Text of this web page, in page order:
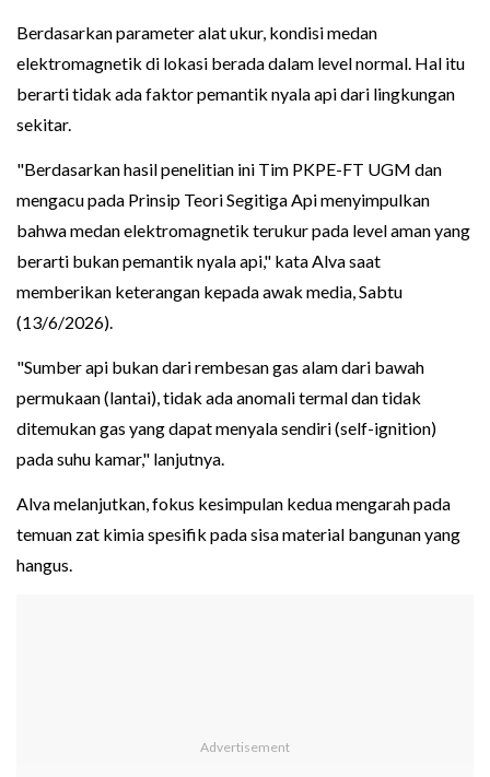
Berdasarkan parameter alat ukur, kondisi medan
elektromagnetik di lokasi berada dalam level normal. Hal itu
berarti tidak ada faktor pemantik nyala api dari lingkungan
sekitar.
"Berdasarkan hasil penelitian ini Tim PKPE-FT UGM dan
mengacu pada Prinsip Teori Segitiga Api menyimpulkan
bahwa medan elektromagnetik terukur pada level aman yang
berarti bukan pemantik nyala api," kata Alva saat
memberikan keterangan kepada awak media, Sabtu
(13/6/2026).
"Sumber api bukan dari rembesan gas alam dari bawah
permukaan (lantai), tidak ada anomali termal dan tidak
ditemukan gas yang dapat menyala sendiri (self-ignition)
pada suhu kamar," lanjutnya.
Alva melanjutkan, fokus kesimpulan kedua mengarah pada
temuan zat kimia spesifik pada sisa material bangunan yang
hangus.